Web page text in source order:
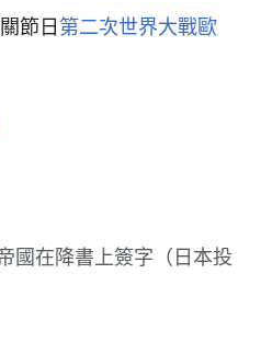
節日 第二次世界大戰歐
國在降書上簽字（日本投